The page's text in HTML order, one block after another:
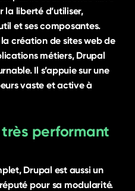
liberté d’utiliser,
et ses composantes.
création de sites web de
métiers, Drupal
Il s’appuie sur une
vaste et active à
très performant
Drupal est aussi un
pour sa modularité.